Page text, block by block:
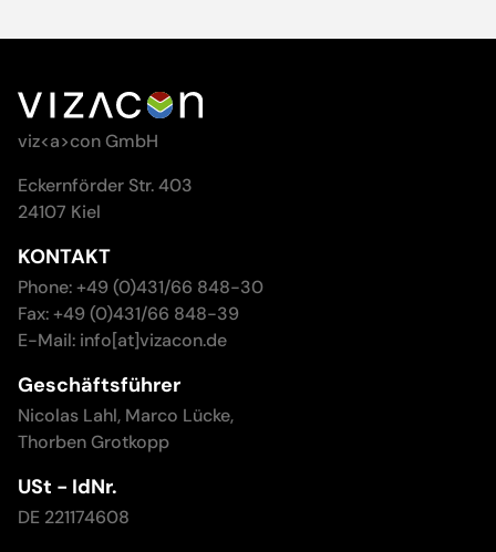
viz<a>con GmbH
Eckernförder Str. 403
24107 Kiel
KONTAKT
Phone: +49 (0)431/66 848-30
Fax: +49 (0)431/66 848-39
E-Mail: info[at]vizacon.de
Geschäftsführer
Nicolas Lahl, Marco Lücke,
Thorben Grotkopp
USt - IdNr.
DE 221174608